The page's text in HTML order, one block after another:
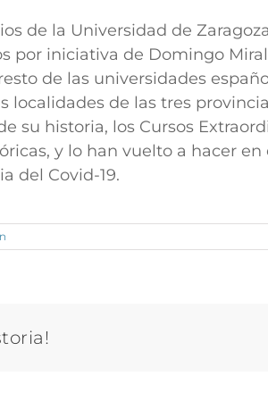
de la Universidad de
por iniciativa de Domingo
de las universidades
localidades de las tres
su historia, los Cursos
y lo han vuelto a hacer
del Covid-19.